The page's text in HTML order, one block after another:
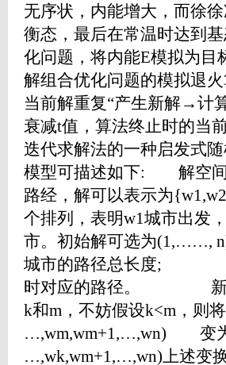
无序状，内能增大，而徐
衡态，最后在常温时达到
化问题，将内能E模拟为
解组合优化问题的模拟退
当前解重复“产生新解→计
衰减t值，算法终止时的当
迭代求解法的一种启发式
模型可描述如下: 解空间
路经，解可以表示为
个排列，表明w1城市出发
市。初始解可选为
城市的路径总长度; 我
时对应的路径。 新路
k和m，不妨假设k<m，
…,wm,wm+1,…,wn) 变
…,wk,wm+1,…,wn)上述变